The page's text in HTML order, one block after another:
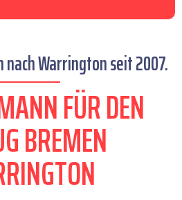
nach Warrington seit 2007.
FÜR DEN
BREMEN